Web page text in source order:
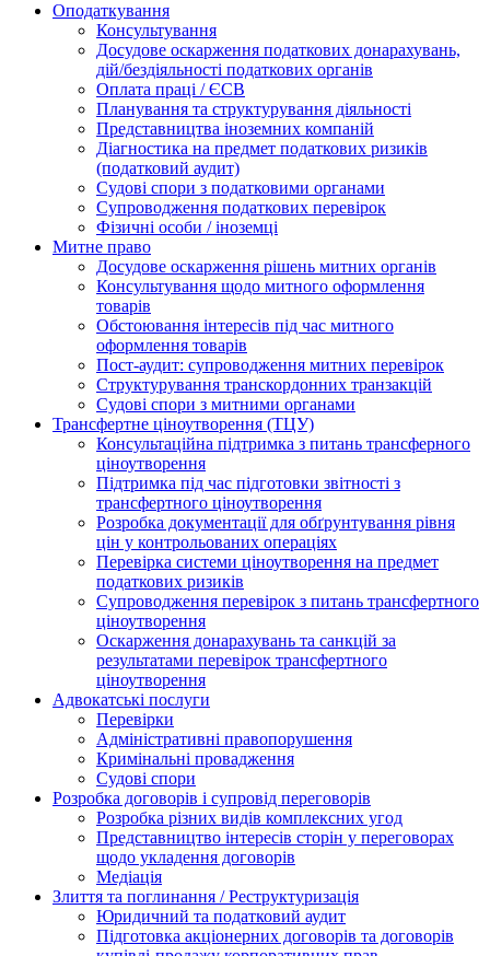
Оподаткування
Консультування
Досудове оскарження податкових донарахувань,
дій/бездіяльності податкових органів
Оплата праці / ЄСВ
Планування та структурування діяльності
Представництва іноземних компаній
Діагностика на предмет податкових ризиків
(податковий аудит)
Судові спори з податковими органами
Супроводження податкових перевірок
Фізичні особи / іноземці
Митне право
Досудове оскарження рішень митних органів
Консультування щодо митного оформлення
товарів
Обстоювання інтересів під час митного
оформлення товарів
Пост-аудит: супроводження митних перевірок
Структурування транскордонних транзакцій
Судові спори з митними органами
Трансфертне ціноутворення (ТЦУ)
Консультаційна підтримка з питань трансферного
ціноутворення
Підтримка під час підготовки звітності з
трансфертного ціноутворення
Розробка документації для обґрунтування рівня
цін у контрольованих операціях
Перевірка системи ціноутворення на предмет
податкових ризиків
Супроводження перевірок з питань трансфертного
ціноутворення
Оскарження донарахувань та санкцій за
результатами перевірок трансфертного
ціноутворення
Адвокатські послуги
Перевірки
Адміністративні правопорушення
Кримінальні провадження
Судові спори
Розробка договорів і супровід переговорів
Розробка різних видів комплексних угод
Представництво інтересів сторін у переговорах
щодо укладення договорів
Медіація
Злиття та поглинання / Реструктуризація
Юридичний та податковий аудит
Підготовка акціонерних договорів та договорів